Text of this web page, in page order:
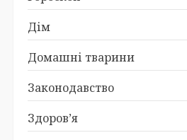
Дім
Домашні тварини
Законодавство
Здоров’я